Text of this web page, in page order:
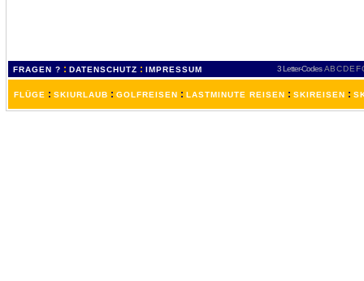
FRAGEN ? : DATENSCHUTZ : IMPRESSUM 3 Letter-Codes ABCDEF
FLÜGE : SKIURLAUB : GOLFREISEN : LASTMINUTE REISEN : SKIREISEN :